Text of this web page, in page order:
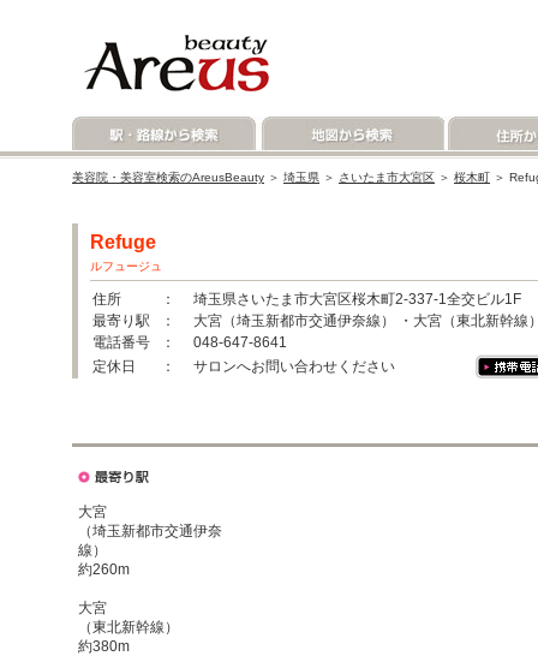
美容院・美容室検索のAreusBeauty ＞ 埼玉県 ＞ さいたま市大宮区 ＞ 桜木町 ＞
Refuge
ルフュージュ
住所
： 埼玉県さいたま市大宮区桜木町2-337-1全交ビル1F
最寄り駅
： 大宮（埼玉新都市交通伊奈線） ・大宮（東北新幹線
電話番号
： 048-647-8641
定休日
： サロンへお問い合わせください
大宮
（埼玉新都市交通伊奈
線）
約260m
大宮
（東北新幹線）
約380m